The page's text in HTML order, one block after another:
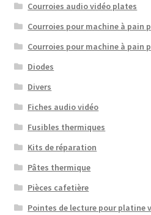
Courroies audio vidéo plates
Courroies pour machine à pain
Courroies pour machine à pain
Diodes
Divers
Fiches audio vidéo
Fusibles thermiques
Kits de réparation
Pâtes thermique
Pièces cafetière
Pointes de lecture pour platine